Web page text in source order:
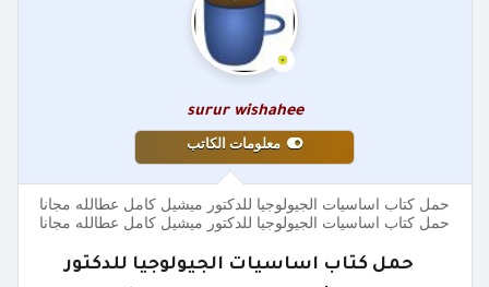
surur wishahee
معلومات الكاتب
حمل كتاب اساسيات الجيولوجيا للدكتور ميشيل كامل عطالله مجانا
حمل كتاب اساسيات الجيولوجيا للدكتور ميشيل كامل عطالله مجانا
حمل كتاب اساسيات الجيولوجيا للدكتور